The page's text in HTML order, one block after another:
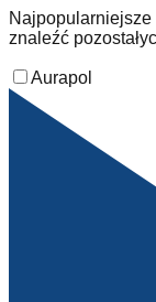
znaleźć
Aurapol